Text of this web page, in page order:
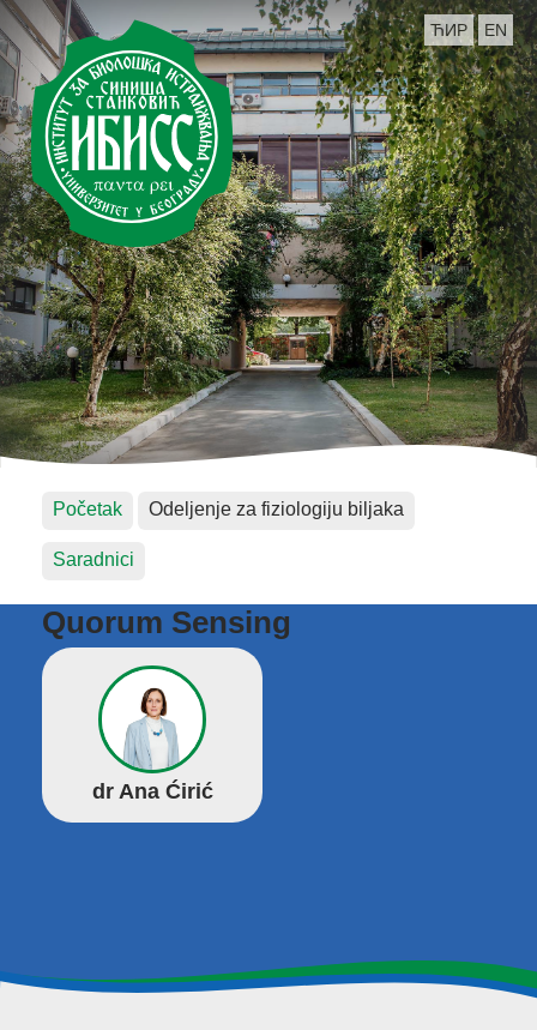
ЋИР EN
Početak Odeljenje za fiziologiju biljaka
Saradnici
Quorum Sensing
dr Ana Ćirić